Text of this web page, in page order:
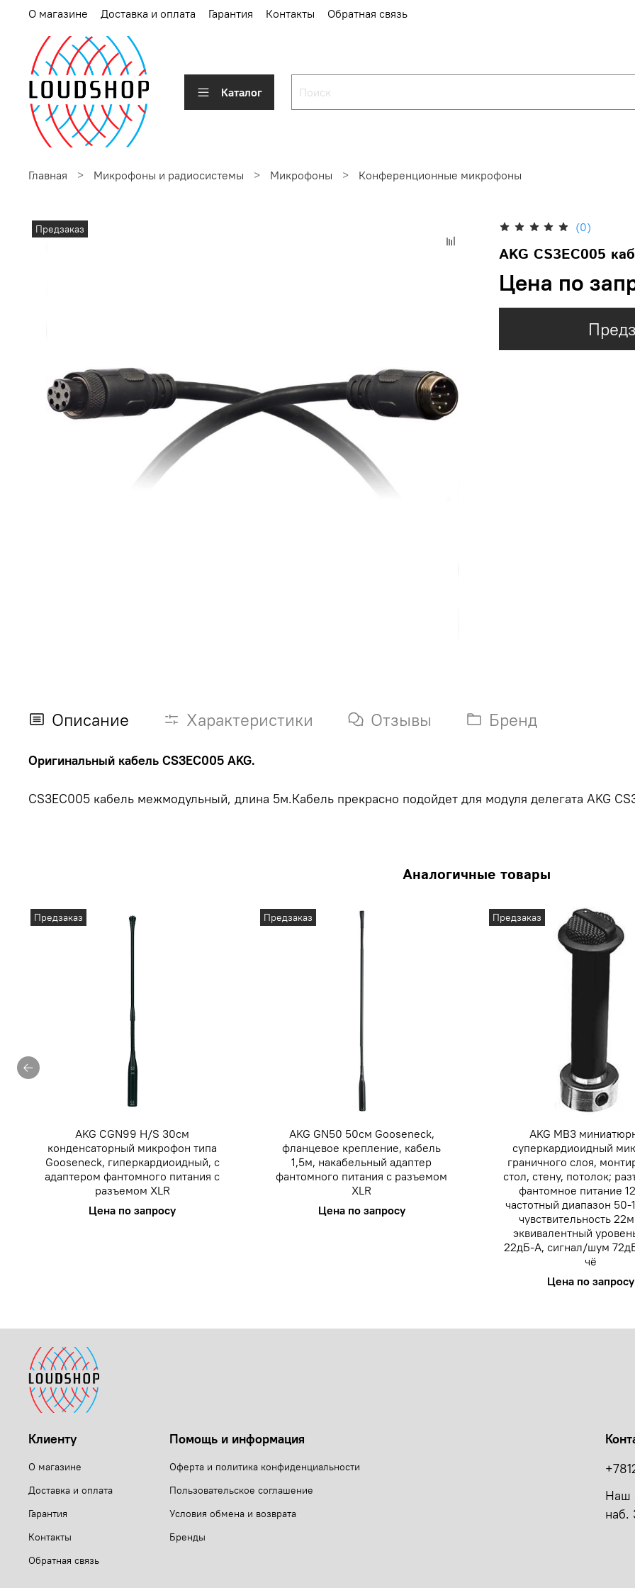
О магазине Доставка и оплата Гарантия Контакты Обратная связь
Каталог
Главная Микрофоны и радиосистемы Микрофоны Конференционные микрофоны
Предзаказ (0)
AKG CS3EC005
Цена по
Описание Характеристики Отзывы Бренд
Оригинальный кабель CS3EC005 AKG.
CS3EC005 кабель межмодульный, длина 5м.Кабель прекрасно подойдет для модуля делегата AKG
Аналогичные товары
Предзаказ
AKG CGN99 H/S 30см
конденсаторный микрофон типа
Gooseneck, гиперкардиоидный, с
адаптером фантомного питания с
разъемом XLR
Цена по запросу
Предзаказ
AKG GN50 50см Gooseneck,
фланцевое крепление, кабель
1,5м, накабельный адаптер
фантомного питания с разъемом
XLR
Цена по запросу
Предзаказ
AKG MB3
суперкардиоидный
граничного слоя,
стол, стену, потолок;
фантомное питание
частотный диапазон 50-
чувствительность
эквивалентный
22дБ-А, сигнал/шум
чё
Цена по запросу
Клиенту
О магазине
Доставка и оплата
Гарантия
Контакты
Обратная связь
Помощь и информация
Оферта и политика конфиденциальности
Пользовательское соглашение
Условия обмена и возврата
Бренды
Наш
наб.